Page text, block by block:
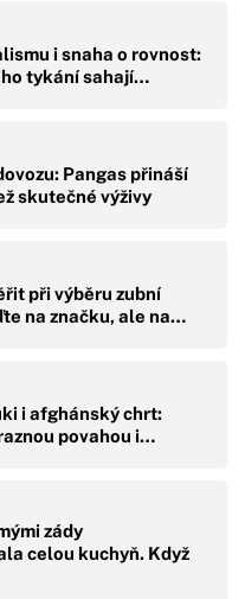
i snaha o rovnost:
tykání sahají…
Pangas přináší
skutečné výživy
při výběru zubní
na značku, ale na…
i afghánský chrt:
povahou i…
zády
celou kuchyň. Když